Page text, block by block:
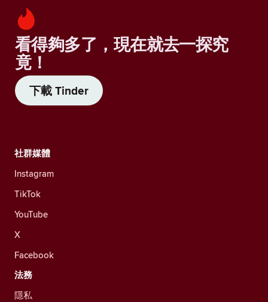
看得夠多了，現在就去一探究
竟！
下載 Tinder
社群媒體
Instagram
TikTok
YouTube
X
Facebook
法務
隱私